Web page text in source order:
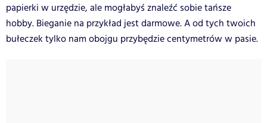
papierki w urzędzie, ale mogłabyś znaleźć sobie tańsze
hobby. Bieganie na przykład jest darmowe. A od tych twoich
bułeczek tylko nam obojgu przybędzie centymetrów w pasie.